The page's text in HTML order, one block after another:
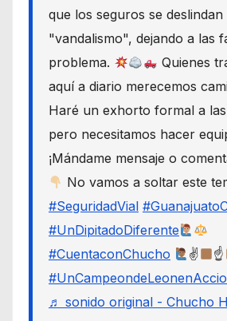
que los seguros se
"vandalismo", dejando a las
problema.
Quienes
aquí a diario merecemos
Haré un exhorto formal a
pero necesitamos hacer
¡Mándame mensaje o
No vamos a soltar este
#SeguridadVial
#UnDipitadoDiferente
#CuentaconChucho
✌
☝
♬ sonido original - Chucho